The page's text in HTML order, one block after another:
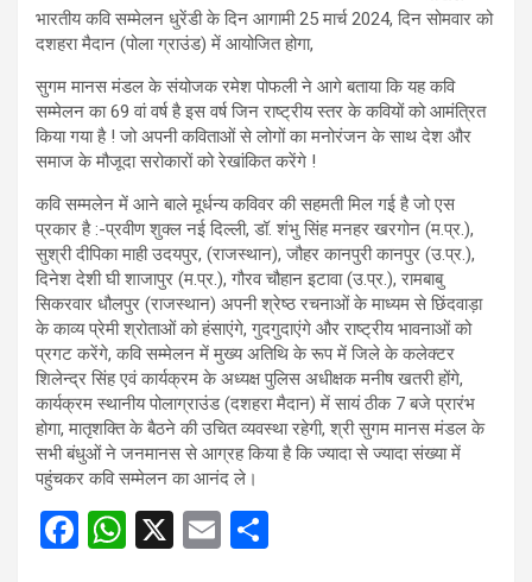
भारतीय कवि सम्मेलन धुरेंडी के दिन आगामी 25 मार्च 2024, दिन सोमवार को
दशहरा मैदान (पोला ग्राउंड) में आयोजित होगा,
सुगम मानस मंडल के संयोजक रमेश पोफली ने आगे बताया कि यह कवि
सम्मेलन का 69 वां वर्ष है इस वर्ष जिन राष्ट्रीय स्तर के कवियों को आमंत्रित
किया गया है ! जो अपनी कविताओं से लोगों का मनोरंजन के साथ देश और
समाज के मौजूदा सरोकारों को रेखांकित करेंगे !
कवि सम्मलेन में आने बाले मूर्धन्य कविवर की सहमती मिल गई है जो एस
प्रकार है :-प्रवीण शुक्ल नई दिल्ली, डॉ. शंभु सिंह मनहर खरगोन (म.प्र.),
सुश्री दीपिका माही उदयपुर, (राजस्थान), जौहर कानपुरी कानपुर (उ.प्र.),
दिनेश देशी घी शाजापुर (म.प्र.), गौरव चौहान इटावा (उ.प्र.), रामबाबु
सिकरवार धौलपुर (राजस्थान) अपनी श्रेष्ठ रचनाओं के माध्यम से छिंदवाड़ा
के काव्य प्रेमी श्रोताओं को हंसाएंगे, गुदगुदाएंगे और राष्ट्रीय भावनाओं को
प्रगट करेंगे, कवि सम्मेलन में मुख्य अतिथि के रूप में जिले के कलेक्टर
शिलेन्द्र सिंह एवं कार्यक्रम के अध्यक्ष पुलिस अधीक्षक मनीष खतरी होंगे,
कार्यक्रम स्थानीय पोलाग्राउंड (दशहरा मैदान) में सायं ठीक 7 बजे प्रारंभ
होगा, मातृशक्ति के बैठने की उचित व्यवस्था रहेगी, श्री सुगम मानस मंडल के
सभी बंधुओं ने जनमानस से आग्रह किया है कि ज्यादा से ज्यादा संख्या में
पहुंचकर कवि सम्मेलन का आनंद ले।
F
W X
E